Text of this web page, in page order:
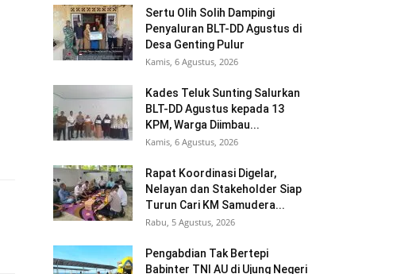
Sertu Olih Solih Dampingi
Penyaluran BLT-DD Agustus di
Desa Genting Pulur
Kamis, 6 Agustus, 2026
Kades Teluk Sunting Salurkan
BLT-DD Agustus kepada 13
KPM, Warga Diimbau...
Kamis, 6 Agustus, 2026
Rapat Koordinasi Digelar,
Nelayan dan Stakeholder Siap
Turun Cari KM Samudera...
Rabu, 5 Agustus, 2026
Pengabdian Tak Bertepi
Babinter TNI AU di Ujung Negeri